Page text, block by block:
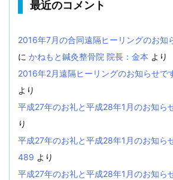
最近のコメント
2016年7月の合同遠隔ヒーリングのお知
に かねもと鍼灸整骨院 院長：金本 より
2016年2月遠隔ヒーリングのお知らせで
より
平成27年のお礼と平成28年1月のお知ら
り
平成27年のお礼と平成28年1月のお知ら
489 より
平成27年のお礼と平成28年1月のお知ら